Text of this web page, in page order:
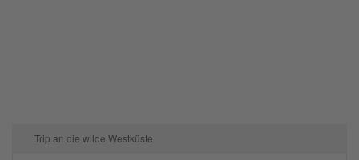
Trip an die wilde Westküste